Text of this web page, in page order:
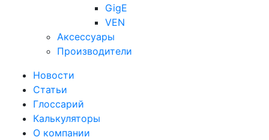
GigE
VEN
Аксессуары
Производители
Новости
Статьи
Глоссарий
Калькуляторы
О компании